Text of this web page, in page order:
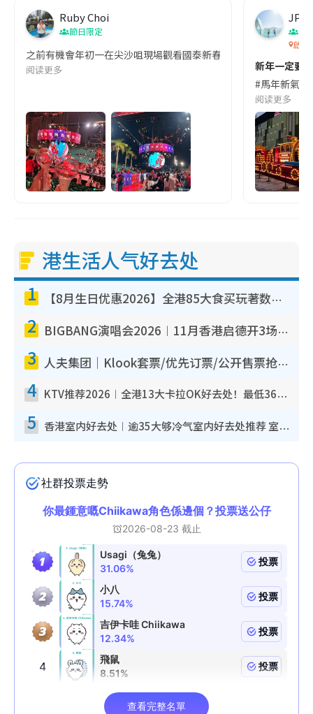
Ruby Choi
節日限定
之前有機會年初一在尖沙咀現場觀看國泰新春國際花車滙演，非
阅读更多
節
啟德
新年一定要
#馬年新氣象
阅读更多
港生活人气好去处
1 【8月生日优惠2026】全港85大食买玩著数攻略 自助餐/火锅放题同行免费＋诚品/DONKI送现金券
2 BIGBANG演唱会2026︱11月香港启德开3场！实名制VIP申请、优先购票攻略
3 人夫集团｜Klook套票/优先订票/公开售票抢票攻略！附票价.购票连结.场地座位表
4 KTV推荐2026︱全港13大卡拉OK好去处！最低36元起 日语歌都有！(附地址+收费详情)
5 香港室内好去处︱逾35大够冷气室内好去处推荐 室内活动免费避雨无惧下雨